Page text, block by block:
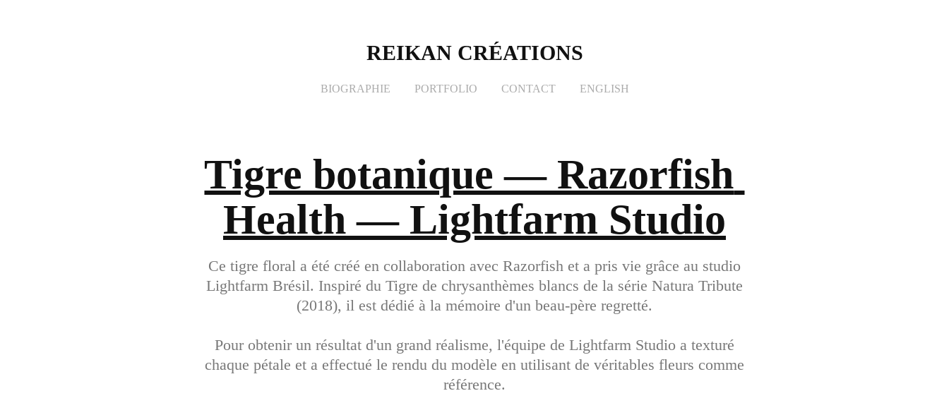
REIKAN CRÉATIONS
BIOGRAPHIE PORTFOLIO CONTACT ENGLISH
Tigre botanique — Razorfish
Health — Lightfarm Studio
Ce tigre floral a été créé en collaboration avec Razorfish et a pris vie grâce au studio
Lightfarm Brésil. Inspiré du Tigre de chrysanthèmes blancs de la série Natura Tribute
(2018), il est dédié à la mémoire d'un beau-père regretté.
Pour obtenir un résultat d'un grand réalisme, l'équipe de Lightfarm Studio a texturé
chaque pétale et a effectué le rendu du modèle en utilisant de véritables fleurs comme
référence.